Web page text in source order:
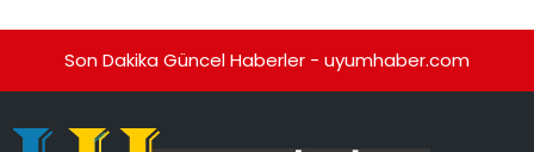
Son Dakika Güncel Haberler - uyumhaber.com